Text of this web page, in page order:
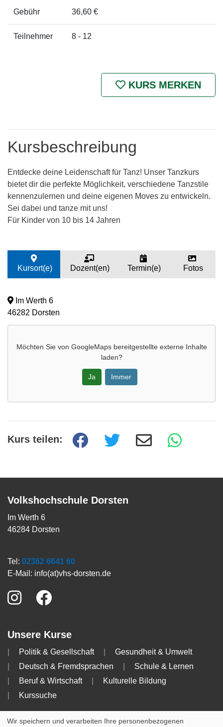
Gebühr 36,60 €
Teilnehmer 8 - 12
KURS MERKEN
Kursbeschreibung
Entdecke deine Leidenschaft für Tanz! Unser Tanzkurs
bietet dir die perfekte Möglichkeit, verschiedene Tanzstile
kennenzulernen und deine eigenen Moves zu entwickeln.
Sei dabei und tanze mit uns!
Für Kinder von 10 bis 14 Jahren
Kursort(e) Dozent(en) Termin(e) Fotos
Im Werth 6
46282 Dorsten
Möchten Sie von GoogleMapsbereitgestellte externe Inhalte
laden?
Ja Immer
Kurs teilen:
Volkshochschule Dorsten
Im Werth 6
46284 Dorsten
Tel: 02362 6641 60
E-Mail: info(at)vhs-dorsten.de
Unsere Kurse
Politik & Gesellschaft
Gesundheit & Umwelt
Deutsch & Fremdsprachen
Schule & Lernen
Beruf & Wirtschaft
Kulturelle Bildung
Kurssuche
Info
Wir speichern und verarbeiten Ihre personenbezogenen